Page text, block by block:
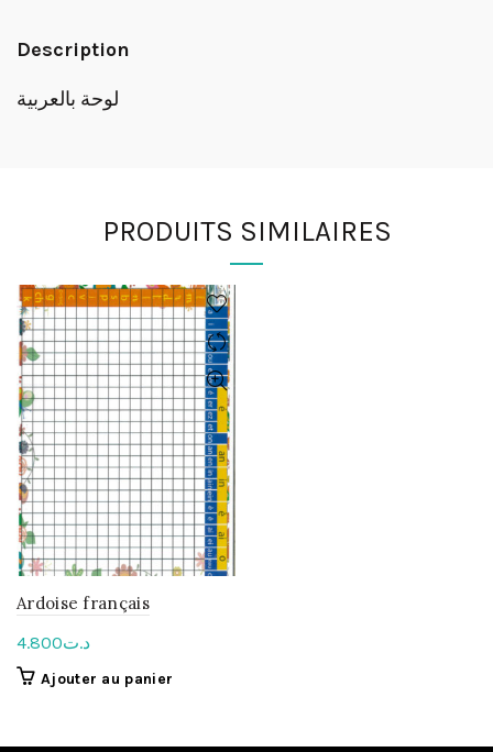
Description
لوحة بالعربية
PRODUITS SIMILAIRES
Ardoise français
د.ت4.800
Ajouter au panier